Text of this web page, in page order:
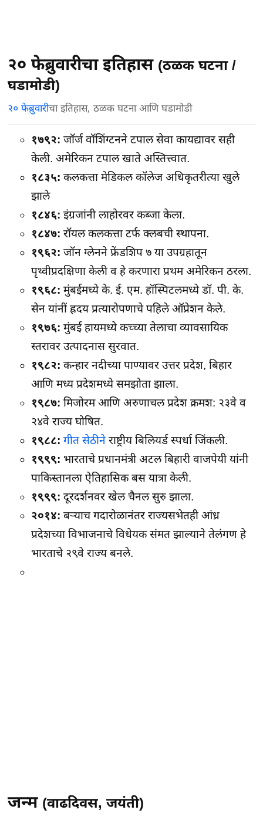
२० फेब्रुवारीचा इतिहास (ठळक घटना /
घडामोडी)
२० फेब्रुवारीचा इतिहास, ठळक घटना आणि घडामोडी
१७९२: जॉर्ज वॉशिंग्टनने टपाल सेवा कायद्यावर सही
केली. अमेरिकन टपाल खाते अस्तित्त्वात.
१८३५: कलकत्ता मेडिकल कॉलेज अधिकृतरीत्या खुले
झाले
१८४६: इंग्रजांनी लाहोरवर कब्जा केला.
१८४७: रॉयल कलकत्ता टर्फ क्लबची स्थापना.
१९६२: जॉन ग्लेनने फ्रेंडशिप ७ या उपग्रहातून
पृथ्वीप्रदक्षिणा केली व हे करणारा प्रथम अमेरिकन ठरला.
१९६८: मुंबईमध्ये के. ई. एम. हॉस्पिटलमध्ये डॉ. पी. के.
सेन यांनीं ह्रदय प्रत्यारोपणाचे पहिले ऑप्रेशन केले.
१९७६: मुंबई हायमध्ये कच्च्या तेलाचा व्यावसायिक
स्तरावर उत्पादनास सुरवात.
१९८२: कन्हार नदीच्या पाण्यावर उत्तर प्रदेश, बिहार
आणि मध्य प्रदेशमध्ये समझोता झाला.
१९८७: मिजोरम आणि अरुणाचल प्रदेश क्रमश: २३वे व
२४वे राज्य घोषित.
१९८८: गीत सेठीने राष्ट्रीय बिलियर्ड स्पर्धा जिंकली.
१९९९: भारताचे प्रधानमंत्री अटल बिहारी वाजपेयी यांनी
पाकिस्तानला ऐतिहासिक बस यात्रा केली.
१९९९: दूरदर्शनवर खेल चैनल सुरु झाला.
२०१४: बऱ्याच गदारोळानंतर राज्यसभेतही आंध्र
प्रदेशच्या विभाजनाचे विधेयक संमत झाल्याने तेलंगण हे
भारताचे २९वे राज्य बनले.
जन्म (वाढदिवस, जयंती)